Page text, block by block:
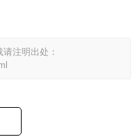
注明出处：